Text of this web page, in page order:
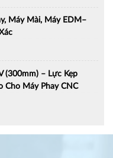
Máy Mài, Máy EDM–
(300mm) – Lực Kẹp
Cho Máy Phay CNC